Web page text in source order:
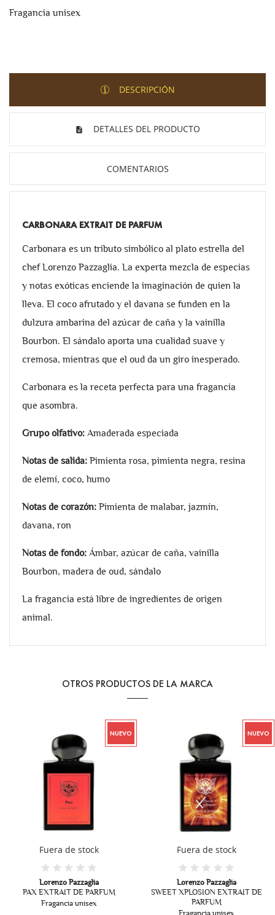
Fragancia unisex
DESCRIPCIÓN
DETALLES DEL PRODUCTO
COMENTARIOS
CARBONARA EXTRAIT DE PARFUM
Carbonara es un tributo simbólico al plato estrella del
chef Lorenzo Pazzaglia. La experta mezcla de especias
y notas exóticas enciende la imaginación de quien la
lleva. El coco afrutado y el davana se funden en la
dulzura ambarina del azúcar de caña y la vainilla
Bourbon. El sándalo aporta una cualidad suave y
cremosa, mientras que el oud da un giro inesperado.
Carbonara es la receta perfecta para una fragancia
que asombra.
Grupo olfativo: Amaderada especiada
Notas de salida: Pimienta rosa, pimienta negra, resina
de elemí, coco, humo
Notas de corazón: Pimienta de malabar, jazmín,
davana, ron
Notas de fondo: Ámbar, azúcar de caña, vainilla
Bourbon, madera de oud, sándalo
La fragancia está libre de ingredientes de origen
animal.
OTROS PRODUCTOS DE LA MARCA
Fuera de stock
Lorenzo Pazzaglia
SWEET XPLOSION EXTRAIT DE
PARFUM
Lorenzo Pazzaglia
SUN-GRIA EXTRAIT DE
Fragancia unisex
Desde